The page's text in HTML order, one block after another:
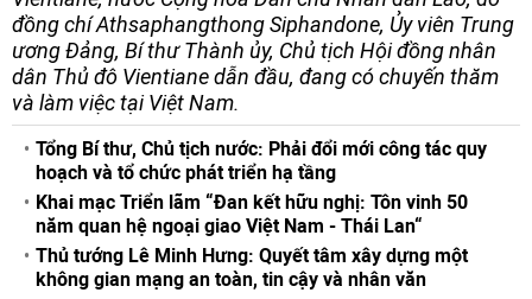
đồng chí Athsaphangthong Siphandone, Ủy viên Trung
ương Đảng, Bí thư Thành ủy, Chủ tịch Hội đồng nhân
dân Thủ đô Vientiane dẫn đầu, đang có chuyến thăm
và làm việc tại Việt Nam.
Tổng Bí thư, Chủ tịch nước: Phải đổi mới công tác quy
hoạch và tổ chức phát triển hạ tầng
Khai mạc Triển lãm “Đan kết hữu nghị: Tôn vinh 50
năm quan hệ ngoại giao Việt Nam - Thái Lan“
Thủ tướng Lê Minh Hưng: Quyết tâm xây dựng một
không gian mạng an toàn, tin cậy và nhân văn